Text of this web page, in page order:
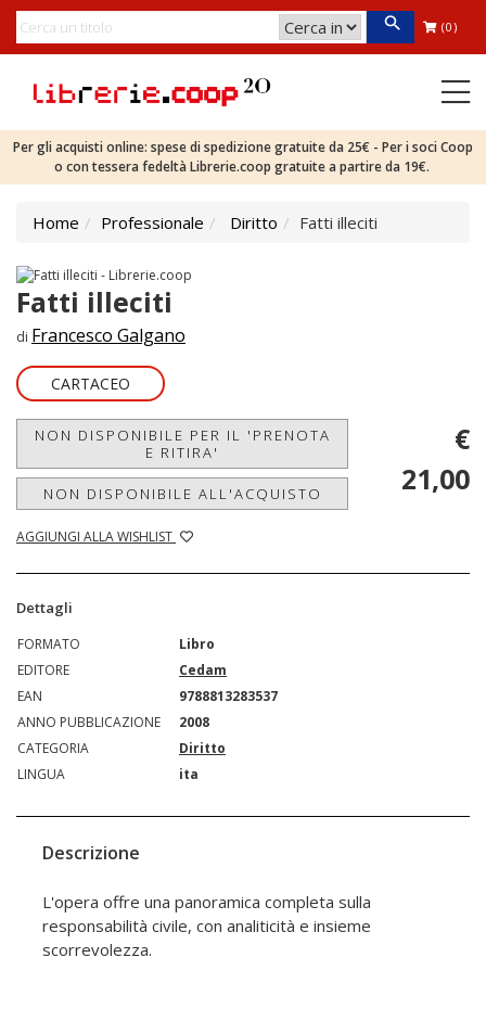
(0)
Per gli acquisti online: spese di spedizione gratuite da 25€ - Per i soci Coop
o con tessera fedeltà Librerie.coop gratuite a partire da 19€.
Home Professionale Diritto Fatti illeciti
Fatti illeciti
di Francesco Galgano
CARTACEO
NON DISPONIBILE PER IL 'PRENOTA
E RITIRA'
NON DISPONIBILE ALL'ACQUISTO
AGGIUNGI ALLA WISHLIST
€
21,00
Dettagli
FORMATO
Libro
EDITORE
Cedam
EAN
9788813283537
ANNO PUBBLICAZIONE
2008
CATEGORIA
Diritto
LINGUA
ita
Descrizione
L'opera offre una panoramica completa sulla
responsabilità civile, con analiticità e insieme
scorrevolezza.